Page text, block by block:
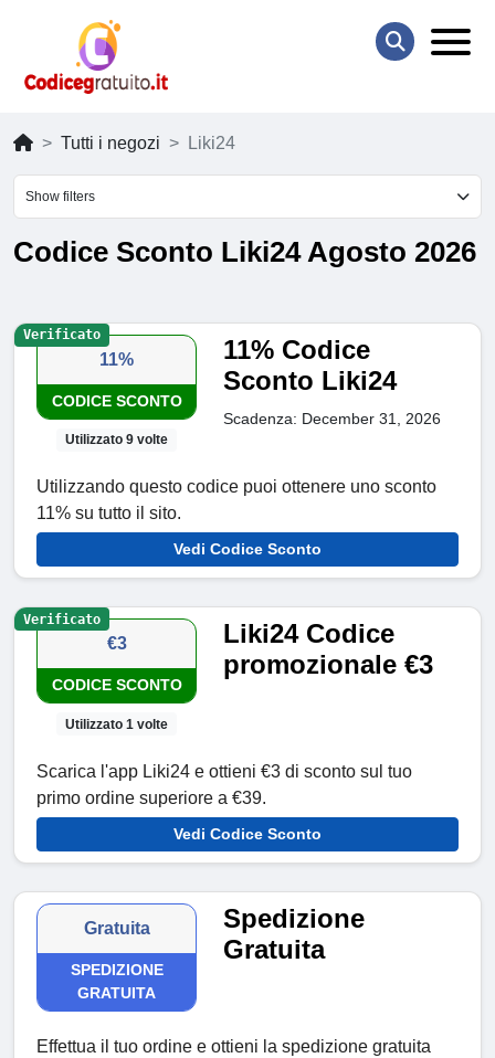
Tutti i negozi Liki24
Show filters
Codice Sconto Liki24 Agosto 2026
11%
CODICE SCONTO
Utilizzato 9 volte
11% Codice
Sconto Liki24
Scadenza: December 31, 2026
Utilizzando questo codice puoi ottenere uno sconto
11% su tutto il sito.
Vedi Codice Sconto
Verificato
€3
CODICE SCONTO
Utilizzato 1 volte
Liki24 Codice
promozionale €3
Scarica l'app Liki24 e ottieni €3 di sconto sul tuo
primo ordine superiore a €39.
Vedi Codice Sconto
Verificato
Gratuita
SPEDIZIONE
GRATUITA
Spedizione
Gratuita
Effettua il tuo ordine e ottieni la spedizione gratuita